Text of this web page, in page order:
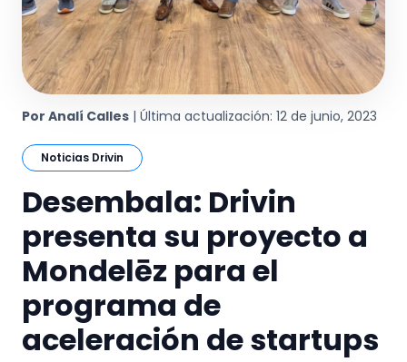
Por Analí Calles | Última actualización: 12 de junio, 2023
Noticias Drivin
Desembala: Drivin
presenta su proyecto a
Mondelēz para el
programa de
aceleración de startups